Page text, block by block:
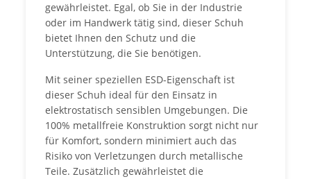
gewährleistet. Egal, ob Sie in der Industrie
oder im Handwerk tätig sind, dieser Schuh
bietet Ihnen den Schutz und die
Unterstützung, die Sie benötigen.
Mit seiner speziellen ESD-Eigenschaft ist
dieser Schuh ideal für den Einsatz in
elektrostatisch sensiblen Umgebungen. Die
100% metallfreie Konstruktion sorgt nicht nur
für Komfort, sondern minimiert auch das
Risiko von Verletzungen durch metallische
Teile. Zusätzlich gewährleistet die